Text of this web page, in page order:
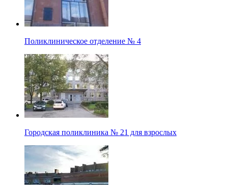
Поликлиническое отделение № 4
Городская поликлиника № 21 для взрослых